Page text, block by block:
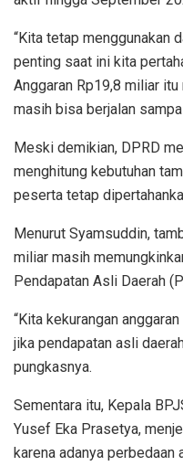
“Kita tetap menggunakan
penting saat ini kita
Anggaran Rp19,8 miliar
masih bisa berjalan
Meski demikian, DPRD
menghitung kebutuhan
peserta tetap
Menurut Syamsuddin,
miliar masih
Pendapatan Asli Daerah
“Kita kekurangan
jika pendapatan asli
pungkasnya.
Sementara itu, Kepala
Yusef Eka Prasetya,
karena adanya perbedaan